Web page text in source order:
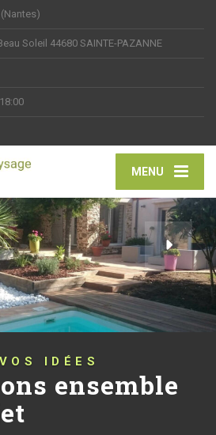
Soleil 44680 SAINTE-PAZANNE
MENU
IDÉES
ensemble